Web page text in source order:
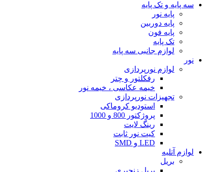
سه پایه و تک پایه
پایه نور
پایه دوربین
پایه فون
تک پایه
لوازم جانبی سه پایه
نور
لوازم نورپردازی
رفکلتور و چتر
خیمه عکاسی ، خیمه نور
تجهیزات نورپردازی
استودیو کروماکی
پروژکتور 800 و 1000
رینگ لایت
کیت نور ثابت
LED و SMD
لوازم آتلیه
بریل